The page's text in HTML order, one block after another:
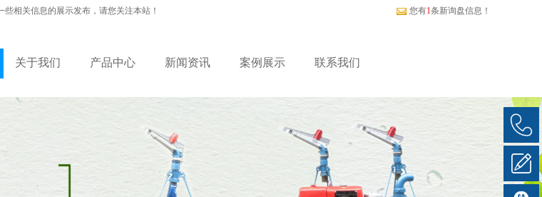
些相关信息的展示发布，请您关注本站！ 您有1条新询盘信息！
关于我们 产品中心 新闻资讯 案例展示 联系我们